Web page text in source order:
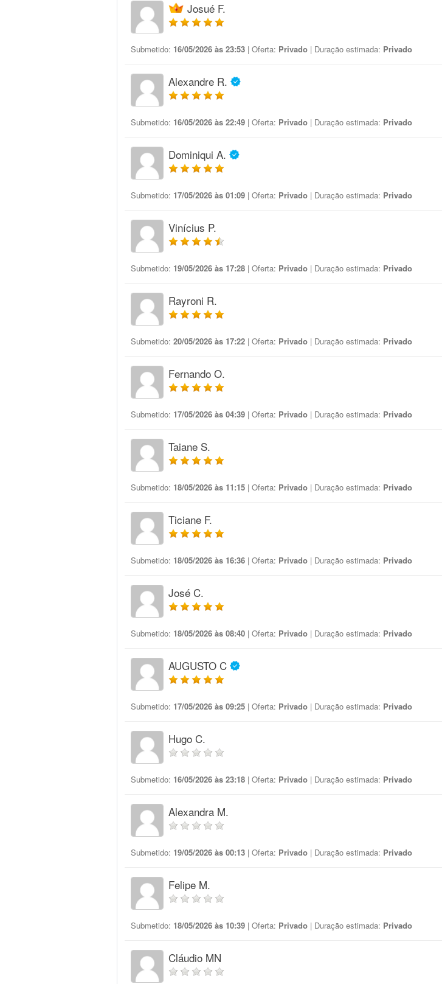
Josué F.
Submetido: 16/05/2026 às 23:53 | Oferta: Privado | Duração estimada: Privado
Alexandre R.
Submetido: 16/05/2026 às 22:49 | Oferta: Privado | Duração estimada: Privado
Dominiqui A.
Submetido: 17/05/2026 às 01:09 | Oferta: Privado | Duração estimada: Privado
Vinícius P.
Submetido: 19/05/2026 às 17:28 | Oferta: Privado | Duração estimada: Privado
Rayroni R.
Submetido: 20/05/2026 às 17:22 | Oferta: Privado | Duração estimada: Privado
Fernando O.
Submetido: 17/05/2026 às 04:39 | Oferta: Privado | Duração estimada: Privado
Taiane S.
Submetido: 18/05/2026 às 11:15 | Oferta: Privado | Duração estimada: Privado
Ticiane F.
Submetido: 18/05/2026 às 16:36 | Oferta: Privado | Duração estimada: Privado
José C.
Submetido: 18/05/2026 às 08:40 | Oferta: Privado | Duração estimada: Privado
AUGUSTO C
Submetido: 17/05/2026 às 09:25 | Oferta: Privado | Duração estimada: Privado
Hugo C.
Submetido: 16/05/2026 às 23:18 | Oferta: Privado | Duração estimada: Privado
Alexandra M.
Submetido: 19/05/2026 às 00:13 | Oferta: Privado | Duração estimada: Privado
Felipe M.
Submetido: 18/05/2026 às 10:39 | Oferta: Privado | Duração estimada: Privado
Cláudio MN